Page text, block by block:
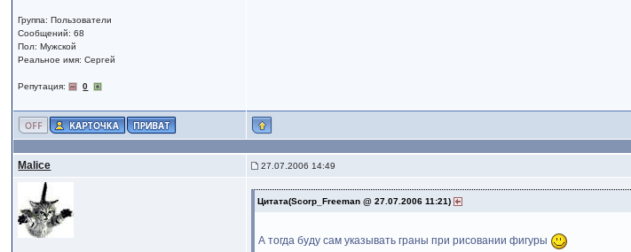
Группа: Пользователи
Сообщений: 68
Пол: Мужской
Реальное имя: Сергей
Репутация: 0
Malice 27.07.2006 14:49
Цитата(Scorp_Freeman @ 27.07.2006 11:21)
А тогда буду сам указывать граны при рисовании фигуры